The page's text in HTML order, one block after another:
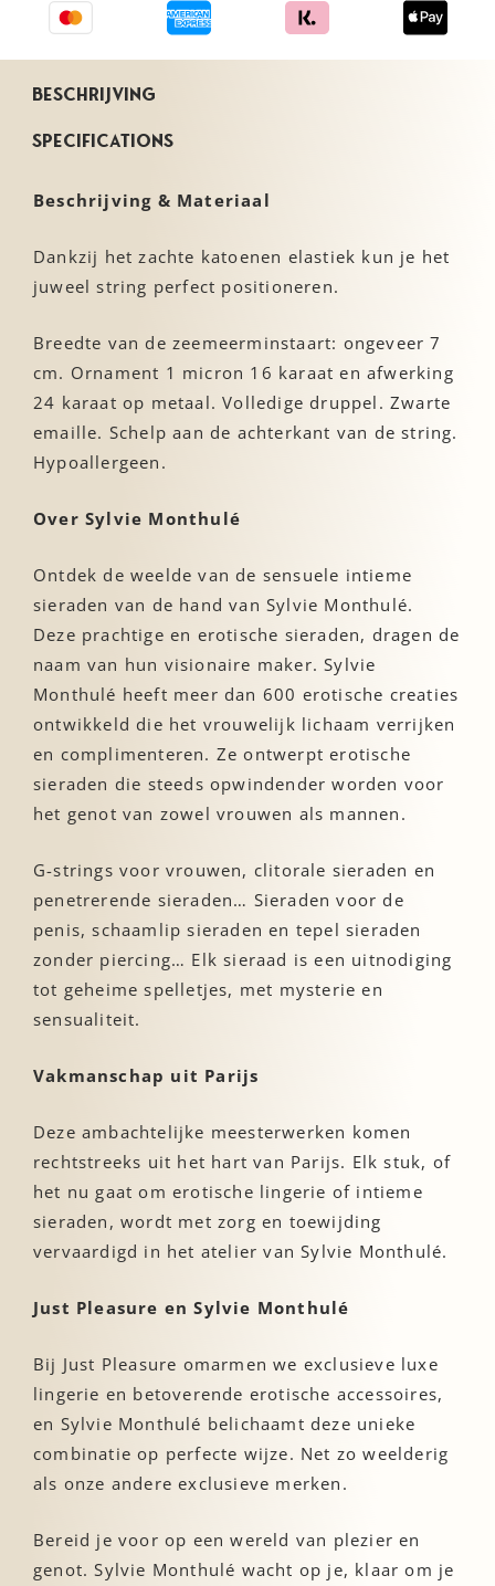
Beschrijving
Specifications
Beschrijving & Materiaal
Dankzij het zachte katoenen elastiek kun je het
juweel string perfect positioneren.
Breedte van de zeemeerminstaart: ongeveer 7
cm. Ornament 1 micron 16 karaat en afwerking
24 karaat op metaal. Volledige druppel. Zwarte
emaille. Schelp aan de achterkant van de string.
Hypoallergeen.
Over Sylvie Monthulé
Ontdek de weelde van de sensuele intieme
sieraden van de hand van Sylvie Monthulé.
Deze prachtige en erotische sieraden, dragen de
naam van hun visionaire maker. Sylvie
Monthulé heeft meer dan 600 erotische creaties
ontwikkeld die het vrouwelijk lichaam verrijken
en complimenteren. Ze ontwerpt erotische
sieraden die steeds opwindender worden voor
het genot van zowel vrouwen als mannen.
G-strings voor vrouwen, clitorale sieraden en
penetrerende sieraden… Sieraden voor de
penis, schaamlip sieraden en tepel sieraden
zonder piercing… Elk sieraad is een uitnodiging
tot geheime spelletjes, met mysterie en
sensualiteit.
Vakmanschap uit Parijs
Deze ambachtelijke meesterwerken komen
rechtstreeks uit het hart van Parijs. Elk stuk, of
het nu gaat om erotische lingerie of intieme
sieraden, wordt met zorg en toewijding
vervaardigd in het atelier van Sylvie Monthulé.
Just Pleasure en Sylvie Monthulé
Bij Just Pleasure omarmen we exclusieve luxe
lingerie en betoverende erotische accessoires,
en Sylvie Monthulé belichaamt deze unieke
combinatie op perfecte wijze. Net zo weelderig
als onze andere exclusieve merken.
Bereid je voor op een wereld van plezier en
genot. Sylvie Monthulé wacht op je, klaar om je